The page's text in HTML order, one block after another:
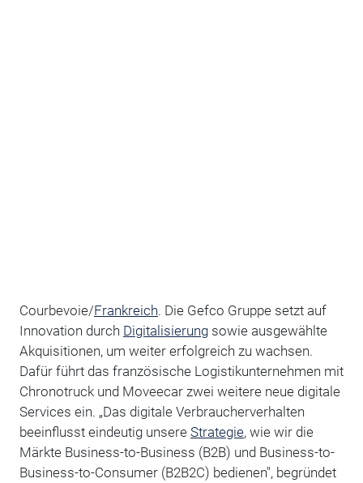
Courbevoie/Frankreich. Die Gefco Gruppe setzt auf
Innovation durch Digitalisierungsowie ausgewählte
Akquisitionen, um weiter erfolgreich zu wachsen.
Dafür führt das französische Logistikunternehmen mit
Chronotruck und Moveecar zwei weitere neue digitale
Services ein. „Das digitale Verbraucherverhalten
beeinflusst eindeutig unsere Strategie, wie wir die
Märkte Business-to-Business (B2B) und Business-to-
Business-to-Consumer (B2B2C) bedienen", begründet